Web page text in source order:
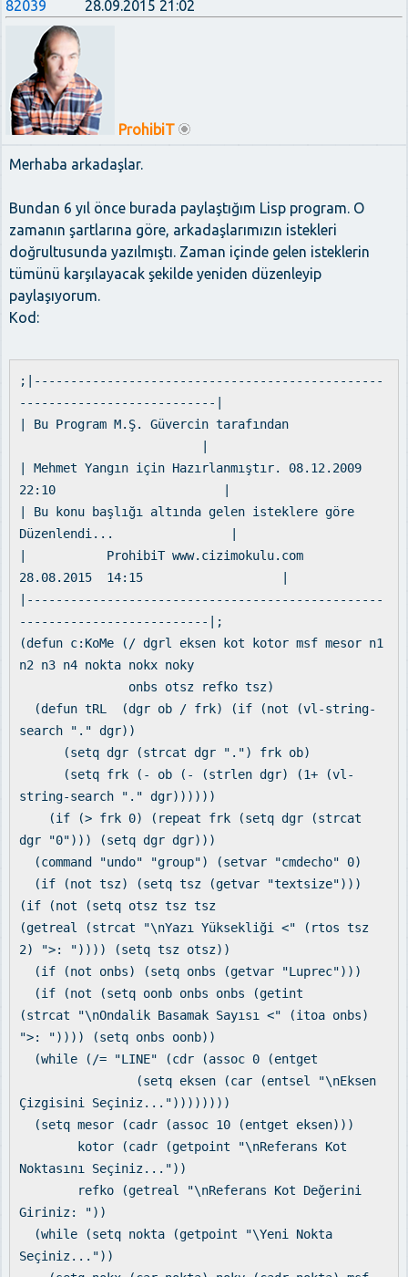
82039 28.09.2015 21:02
ProhibiT
Merhaba arkadaşlar.
Bundan 6 yıl önce burada paylaştığım Lisp program. O
zamanın şartlarına göre, arkadaşlarımızın istekleri
doğrultusunda yazılmıştı. Zaman içinde gelen isteklerin
tümünü karşılayacak şekilde yeniden düzenleyip
paylaşıyorum.
Kod:
;|------------------------------------------------
---------------------------|
| Bu Program M.Ş. Güvercin tarafından
| Mehmet Yangın için Hazırlanmıştır. 08.12.2009
22:10 |
| Bu konu başlığı altında gelen isteklere göre
Düzenlendi... |
| ProhibiT www.cizimokulu.com
28.08.2015 14:15 |
|-------------------------------------------------
--------------------------|;
(defun c:KoMe (/ dgrl eksen kot kotor msf mesor n1
n2 n3 n4 nokta nokx noky
onbs otsz refko tsz)
(defun tRL (dgr ob / frk) (if (not (vl-string-
search "." dgr))
(setq dgr (strcat dgr ".") frk ob)
(setq frk (- ob (- (strlen dgr) (1+ (vl-
string-search "." dgr))))))
(if (> frk 0) (repeat frk (setq dgr (strcat
dgr "0"))) (setq dgr dgr)))
(command "undo" "group") (setvar "cmdecho" 0)
(if (not tsz) (setq tsz (getvar "textsize")))
(if (not (setq otsz tsz tsz
(getreal (strcat "\nYazı Yüksekliği <" (rtos tsz
2) ">: ")))) (setq tsz otsz))
(if (not onbs) (setq onbs (getvar "Luprec")))
(if (not (setq oonb onbs onbs (getint
(strcat "\nOndalik Basamak Sayısı <" (itoa onbs)
">: ")))) (setq onbs oonb))
(while (/= "LINE" (cdr (assoc 0 (entget
(setq eksen (car (entsel "\nEksen
Çizgisini Seçiniz..."))))))))
(setq mesor (cadr (assoc 10 (entget eksen)))
kotor (cadr (getpoint "\nReferans Kot
Noktasını Seçiniz..."))
refko (getreal "\nReferans Kot Değerini
Giriniz: "))
(while (setq nokta (getpoint "\Yeni Nokta
Seçiniz..."))